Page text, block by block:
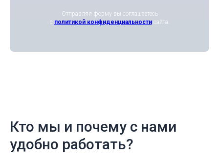
Отправляя форму вы соглашаетесь
с политикой конфиденциальности сайта.
Кто мы и почему с нами
удобно работать?